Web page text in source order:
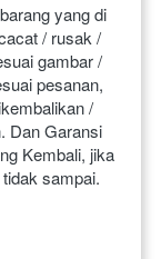
yang di
/ rusak /
gambar /
pesanan,
/
Dan Garansi
Kembali, jika
sampai.